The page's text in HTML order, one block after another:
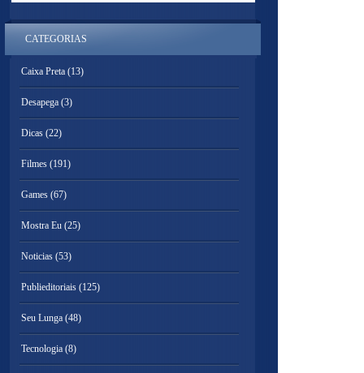
CATEGORIAS
Caixa Preta (13)
Desapega (3)
Dicas (22)
Filmes (191)
Games (67)
Mostra Eu (25)
Noticias (53)
Publieditoriais (125)
Seu Lunga (48)
Tecnologia (8)